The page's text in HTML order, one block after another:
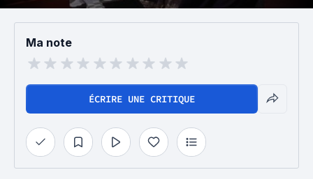
Ma note
ÉCRIRE UNE CRITIQUE